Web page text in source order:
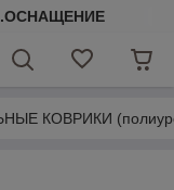
КОВРИКИ